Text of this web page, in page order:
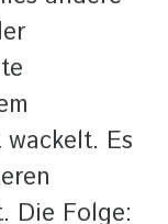
Es
Die Folge: